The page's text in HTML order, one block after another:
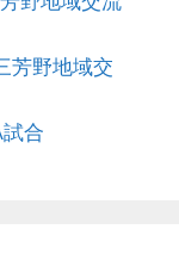
芳野地域交
合